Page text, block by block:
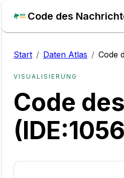
Code des
Start / Daten Atlas / Code
VISUALISIERUNG
Code